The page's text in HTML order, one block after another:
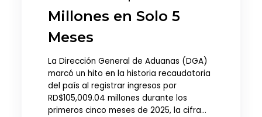
Millones en Solo 5
Meses
La Dirección General de Aduanas (DGA)
marcó un hito en la historia recaudatoria
del país al registrar ingresos por
RD$105,009.04 millones durante los
primeros cinco meses de 2025, la cifra…